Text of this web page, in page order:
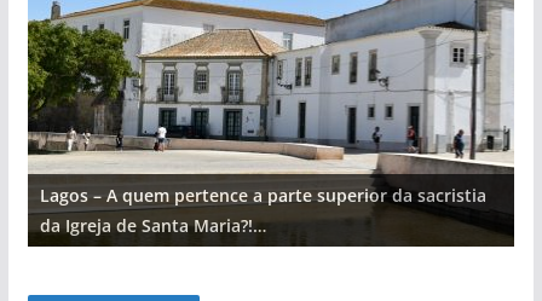
Lagos – A quem pertence a parte superior da sacristia
da Igreja de Santa Maria?!…